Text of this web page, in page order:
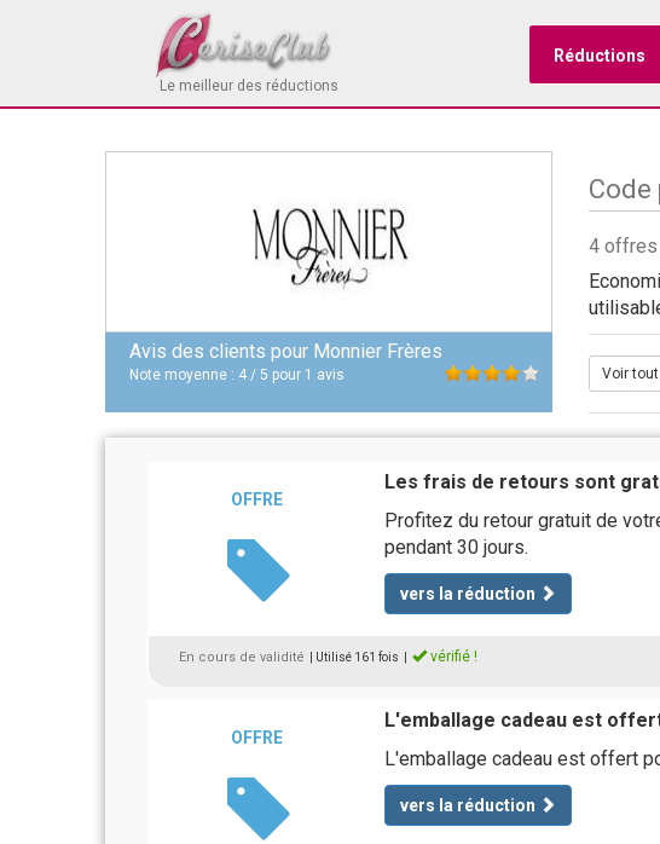
Le meilleur des réductions
Réductions
Avis des clients pour Monnier Frères
Note moyenne : 4 / 5 pour 1 avis
4 offres
Voir tout
OFFRE
Les frais de retours sont
Profitez du retour gratuit de
pendant 30 jours.
vers la réduction
En cours de validité | Utilisé 161 fois vérifié !
OFFRE
L'emballage cadeau est
L'emballage cadeau est offert
vers la réduction